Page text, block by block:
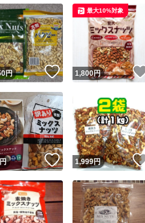
円 いいね！
1,800円
最大10%対象
円 いいね！
1,999円